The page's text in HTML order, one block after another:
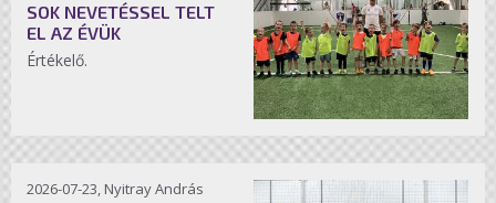
SOK NEVETÉSSEL TELT
EL AZ ÉVÜK
Értékelő.
2026-07-23, Nyitray András